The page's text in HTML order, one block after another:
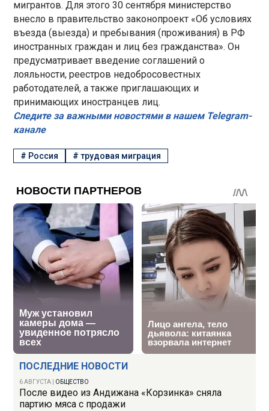
ПОСЛЕДНИЕ НОВОСТИ
6 АВГУСТА ОБЩЕСТВО
После видео из Андижана «Корзинка» сняла
партию мяса с продажи
мигрантов. Для этого 30 сентября министерство
внесло в правительство законопроект «Об условиях
въезда (выезда) и пребывания (проживания) в РФ
иностранных граждан и лиц без гражданства». Он
предусматривает введение соглашений о
лояльности, реестров недобросовестных
работодателей, а также приглашающих и
принимающих иностранцев лиц.
Следите за важными новостями в нашем Telegram-
канале
# Россия #трудовая миграция